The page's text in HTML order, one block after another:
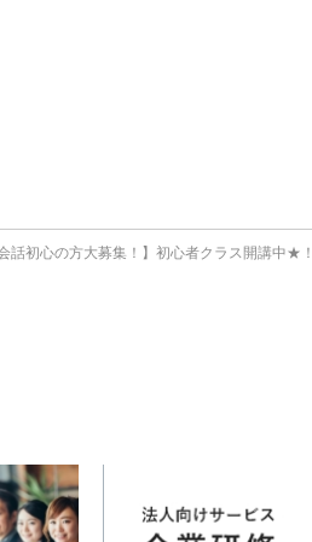
話初心の方大募集！】初心者クラス開講中★！